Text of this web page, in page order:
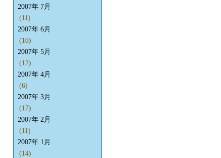
2007年 7月
(11)
2007年 6月
(10)
2007年 5月
(12)
2007年 4月
(6)
2007年 3月
(17)
2007年 2月
(11)
2007年 1月
(14)